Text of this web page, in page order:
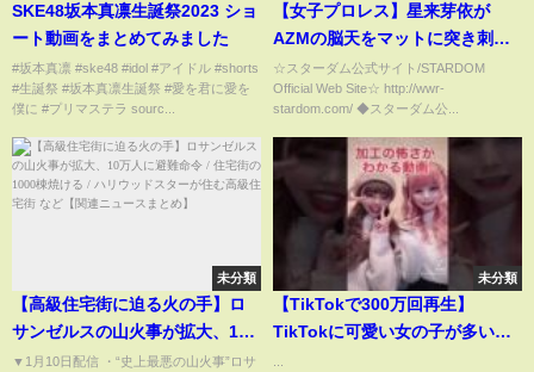
SKE48坂本真凛生誕祭2023 ショ
ート動画をまとめてみました
#坂本真凛 #ske48 #idol #アイドル #shorts
#生誕祭 #坂本真凛生誕祭 #愛を君に愛を
僕に #プリマステラ sourc...
【女子プロレス】星来芽依が
AZMの脳天をマットに突き刺
す！【スターダム】
☆スターダム公式サイト/STARDOM
Official Web Site☆ http://wwr-
stardom.com/ ◆スターダム公...
未分類
【高級住宅街に迫る火の手】ロ
サンゼルスの山火事が拡大、10
万人に避難命令 / 住宅街の1000
▼1月10日配信 ・“史上最悪の山火事”ロサ
未分類
【TikTokで300万回再生】
TikTokに可愛い女の子が多い理